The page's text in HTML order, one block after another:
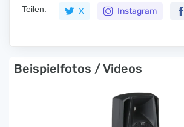
Teilen: X Instagram
Beispielfotos / Videos